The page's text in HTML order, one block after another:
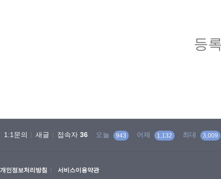
등
1:1문의 새글 접속자 36 오늘 943 어제 1,132 최대 3,009
개인정보처리방침 서비스이용약관